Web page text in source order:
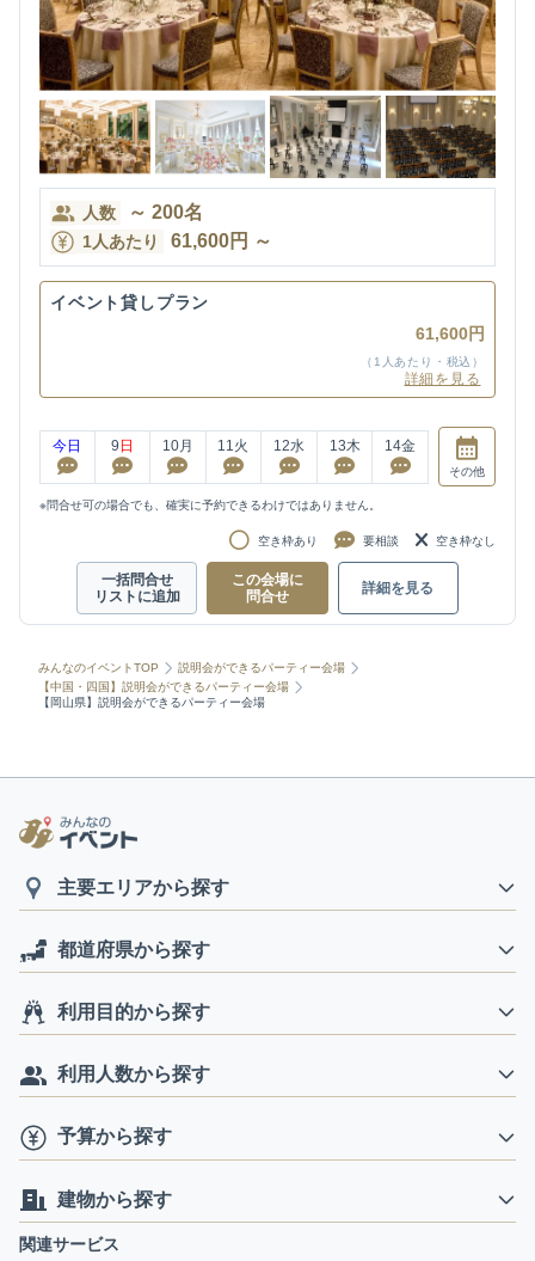
人数 ～ 200名
1人あたり 61,600円 ～
イベント貸しプラン
61,600円
（1人あたり・税込）
詳細を見る
今日 9 日 10月 11火 12水 13木 14金
その他
※問合せ可の場合でも、確実に予約できるわけではありません。
空き枠あり 要相談 空き枠なし
一括問合せ
リストに追加
この会場に
問合せ
詳細を見る
みんなのイベントTOP
説明会ができるパーティー会場
【中国・四国】説明会ができるパーティー会場
【岡山県】説明会ができるパーティー会場
主要エリアから探す
都道府県から探す
利用目的から探す
利用人数から探す
予算から探す
建物から探す
関連サービス